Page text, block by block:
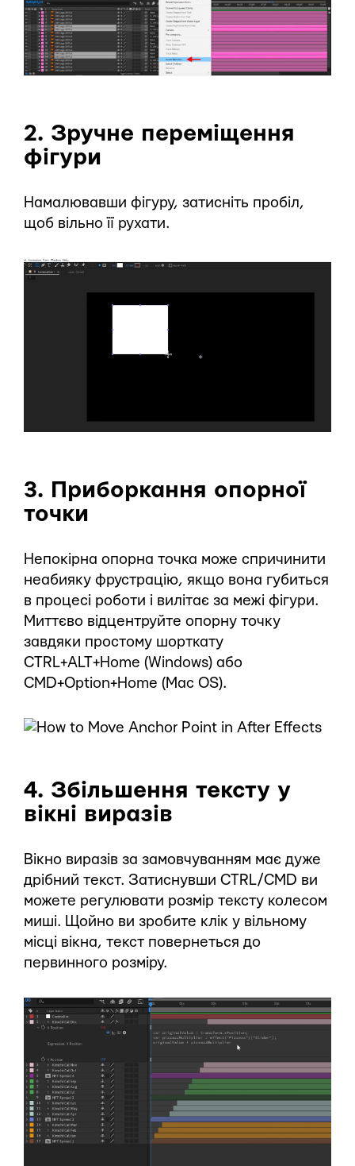
2. Зручне переміщення
фігури
Намалювавши фігуру, затисніть пробіл,
щоб вільно її рухати.
3. Приборкання опорної
точки
Непокірна опорна точка може спричинити
неабияку фрустрацію, якщо вона губиться
в процесі роботи і вилітає за межі фігури.
Миттєво відцентруйте опорну точку
завдяки простому шорткату
CTRL+ALT+Home (Windows) або
CMD+Option+Home (Mac OS).
4. Збільшення тексту у
вікні виразів
Вікно виразів за замовчуванням має дуже
дрібний текст. Затиснувши CTRL/CMD ви
можете регулювати розмір тексту колесом
миші. Щойно ви зробите клік у вільному
місці вікна, текст повернеться до
первинного розміру.